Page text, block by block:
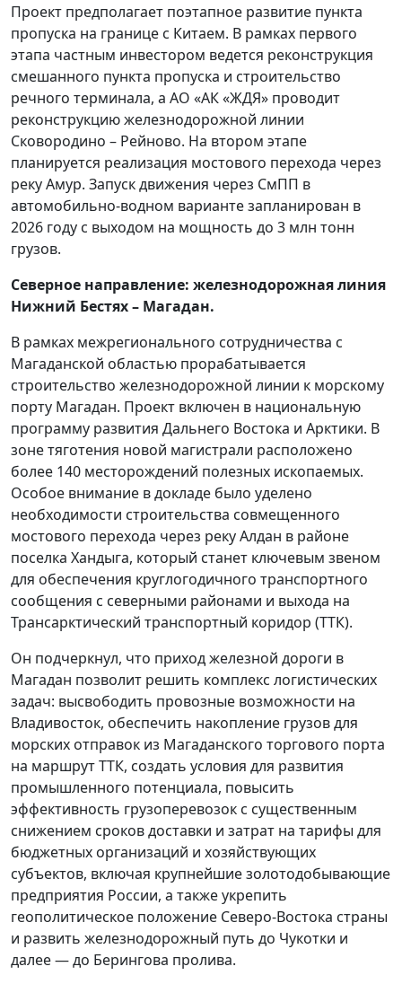
Проект предполагает поэтапное развитие пункта
пропуска на границе с Китаем. В рамках первого
этапа частным инвестором ведется реконструкция
смешанного пункта пропуска и строительство
речного терминала, а АО «АК «ЖДЯ» проводит
реконструкцию железнодорожной линии
Сковородино – Рейново. На втором этапе
планируется реализация мостового перехода через
реку Амур. Запуск движения через СмПП в
автомобильно-водном варианте запланирован в
2026 году с выходом на мощность до 3 млн тонн
грузов.
Северное направление: железнодорожная линия
Нижний Бестях – Магадан.
В рамках межрегионального сотрудничества с
Магаданской областью прорабатывается
строительство железнодорожной линии к морскому
порту Магадан. Проект включен в национальную
программу развития Дальнего Востока и Арктики. В
зоне тяготения новой магистрали расположено
более 140 месторождений полезных ископаемых.
Особое внимание в докладе было уделено
необходимости строительства совмещенного
мостового перехода через реку Алдан в районе
поселка Хандыга, который станет ключевым звеном
для обеспечения круглогодичного транспортного
сообщения с северными районами и выхода на
Трансарктический транспортный коридор (ТТК).
Он подчеркнул, что приход железной дороги в
Магадан позволит решить комплекс логистических
задач: высвободить провозные возможности на
Владивосток, обеспечить накопление грузов для
морских отправок из Магаданского торгового порта
на маршрут ТТК, создать условия для развития
промышленного потенциала, повысить
эффективность грузоперевозок с существенным
снижением сроков доставки и затрат на тарифы для
бюджетных организаций и хозяйствующих
субъектов, включая крупнейшие золотодобывающие
предприятия России, а также укрепить
геополитическое положение Северо-Востока страны
и развить железнодорожный путь до Чукотки и
далее — до Берингова пролива.